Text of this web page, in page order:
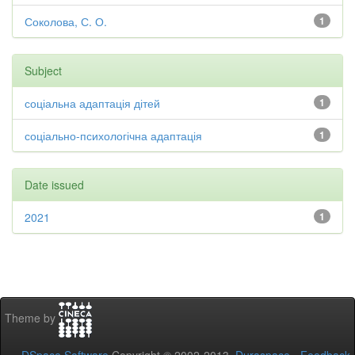
1
Соколова, С. О.
Subject
1
соціальна адаптація дітей
1
соціально-психологічна адаптація
Date issued
1
2021
Theme by